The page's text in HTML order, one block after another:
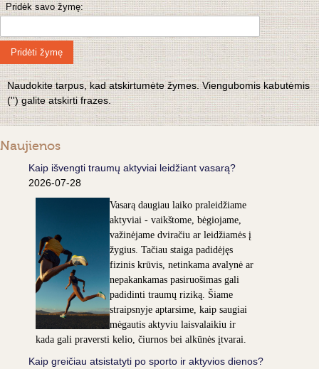
Pridėk savo žymę:
Pridėti žymę
Naudokite tarpus, kad atskirtumėte žymes. Viengubomis kabutėmis
('') galite atskirti frazes.
Naujienos
Kaip išvengti traumų aktyviai leidžiant vasarą?
2026-07-28
Vasarą daugiau laiko praleidžiame
aktyviai - vaikštome, bėgiojame,
važinėjame dviračiu ar leidžiamės į
žygius. Tačiau staiga padidėjęs
fizinis krūvis, netinkama avalynė ar
nepakankamas pasiruošimas gali
padidinti traumų riziką. Šiame
straipsnyje aptarsime, kaip saugiai
mėgautis aktyviu laisvalaikiu ir
kada gali praversti kelio, čiurnos bei alkūnės įtvarai.
Kaip greičiau atsistatyti po sporto ir aktyvios dienos?